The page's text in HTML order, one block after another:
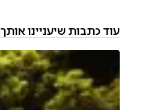
עוד כתבות שיעניינו אותך